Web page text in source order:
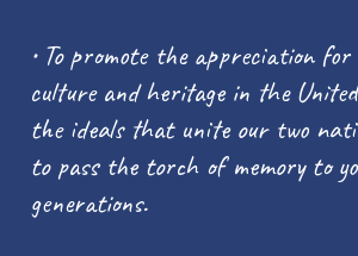
• To promote the appreciation
culture and heritage in the
the ideals that unite our two
to pass the torch of memory to
generations.